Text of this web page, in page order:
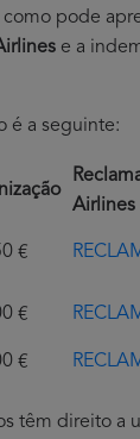
pode
e a
é a seguinte:
Airlines
€
€
€
têm direito a